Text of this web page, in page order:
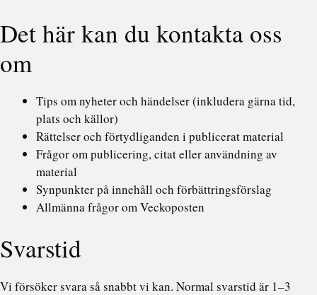
Det här kan du kontakta oss
om
Tips om nyheter och händelser (inkludera gärna tid,
plats och källor)
Rättelser och förtydliganden i publicerat material
Frågor om publicering, citat eller användning av
material
Synpunkter på innehåll och förbättringsförslag
Allmänna frågor om Veckoposten
Svarstid
Vi försöker svara så snabbt vi kan. Normal svarstid är 1–3